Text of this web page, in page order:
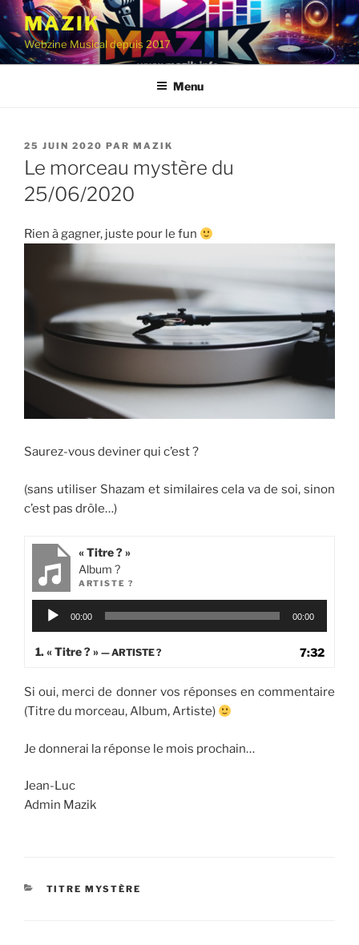
Aller
contenu
principal
MAZIK
Webzine Musical depuis 2017
Menu
PUBLIÉ
LE
25 JUIN 2020 PAR MAZIK
Le morceau mystère du
25/06/2020
Rien à gagner, juste pour le fun
Saurez-vous deviner qui c’est ?
(sans utiliser Shazam et similaires cela va de soi, sinon
c’est pas drôle…)
« Titre ? »
Album ?
ARTISTE ?
Lecteur
audio
00:00 00:00
1.« Titre ? »— ARTISTE ? 7:32
Si oui, merci de donner vos réponses en commentaire
(Titre du morceau, Album, Artiste)
Je donnerai la réponse le mois prochain…
Jean-Luc
Admin Mazik
CATÉGORIES
TITRE MYSTÈRE